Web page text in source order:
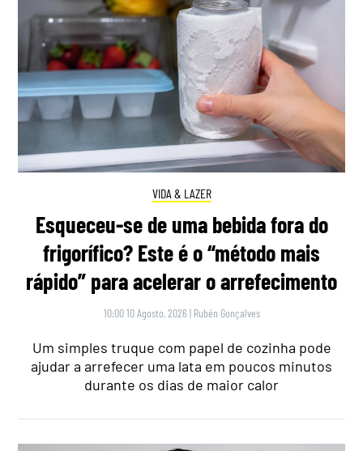
VIDA & LAZER
Esqueceu-se de uma bebida fora do
frigorífico? Este é o “método mais
rápido” para acelerar o arrefecimento
10:00 10 Agosto, 2026 | Rubén Gonçalves
Um simples truque com papel de cozinha pode
ajudar a arrefecer uma lata em poucos minutos
durante os dias de maior calor